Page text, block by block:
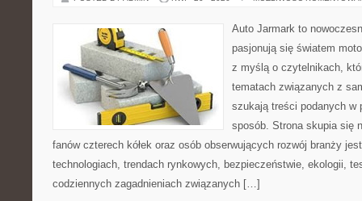
Auto Jarmark to
pasjonują się światem
z myślą o czytelnikach,
tematach związanych z
szukają treści podanych w
sposób. Strona skupia się
fanów czterech kółek oraz osób obserwujących rozwój branży
technologiach, trendach rynkowych, bezpieczeństwie, ekologii,
codziennych zagadnieniach związanych […]